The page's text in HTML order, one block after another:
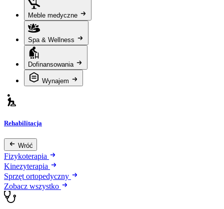
Meble medyczne
Spa & Wellness
Dofinansowania
Wynajem
Rehabilitacja
Wróć
Fizykoterapia
Kinezyterapia
Sprzęt ortopedyczny
Zobacz wszystko